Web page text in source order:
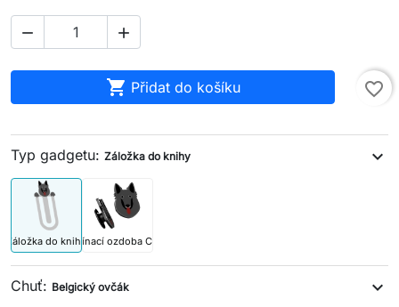
 
 Přidat do košíku favorite_border
Typ gadgetu: Záložka do knihy expand_more
Záložka do knihyPřipínací ozdoba Crocs
Chuť: Belgický ovčák expand_more